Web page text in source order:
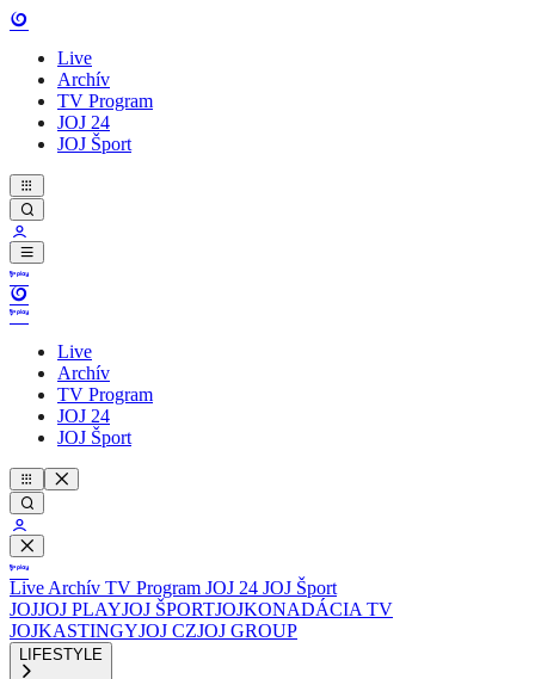
Live
Archív
TV Program
JOJ 24
JOJ Šport
Live
Archív
TV Program
JOJ 24
JOJ Šport
Live Archív TV Program JOJ 24 JOJ Šport
JOJJOJ PLAYJOJ ŠPORTJOJKONADÁCIA TV
JOJKASTINGYJOJ CZJOJ GROUP
LIFESTYLE